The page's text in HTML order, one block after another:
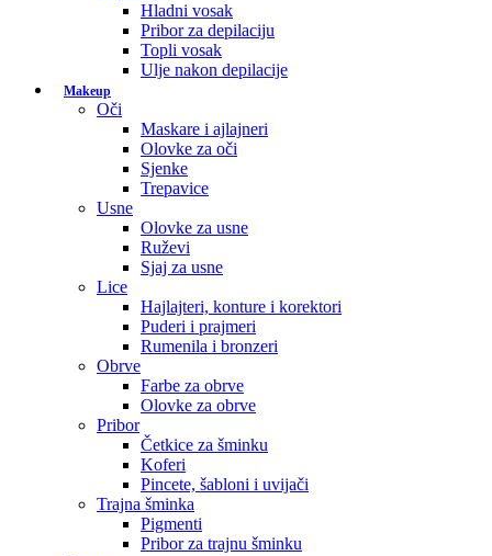
Hladni vosak
Pribor za depilaciju
Topli vosak
Ulje nakon depilacije
Makeup
Oči
Maskare i ajlajneri
Olovke za oči
Sjenke
Trepavice
Usne
Olovke za usne
Ruževi
Sjaj za usne
Lice
Hajlajteri, konture i korektori
Puderi i prajmeri
Rumenila i bronzeri
Obrve
Farbe za obrve
Olovke za obrve
Pribor
Četkice za šminku
Koferi
Pincete, šabloni i uvijači
Trajna šminka
Pigmenti
Pribor za trajnu šminku